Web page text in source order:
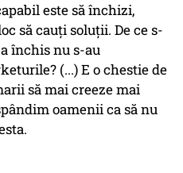
este să închizi,
să cauţi soluţii. De ce s-
închis nu s-au
(...) E o chestie de
să mai creeze mai
oamenii ca să nu